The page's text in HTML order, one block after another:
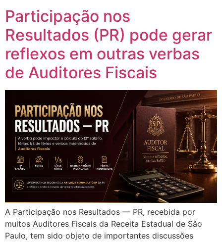
Participação nos
Resultados (PR) pode gerar
reflexos em outras verbas
de Auditores Fiscais
A Participação nos Resultados — PR, recebida por
muitos Auditores Fiscais da Receita Estadual de São
Paulo, tem sido objeto de importantes discussões